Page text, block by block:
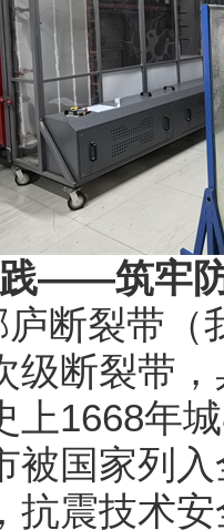
践——筑牢
断裂带（
级断裂带
上1668年
被国家列
抗震技术